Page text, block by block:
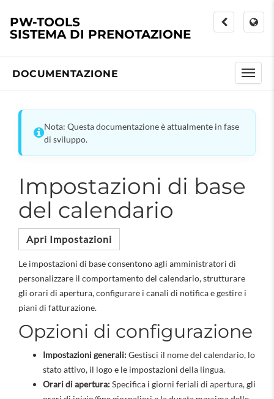
PW-TOOLS
SISTEMA DI PRENOTAZIONE
DOCUMENTAZIONE
Nota: Questa documentazione è attualmente in fase
di sviluppo.
Impostazioni di base
del calendario
Apri Impostazioni
Le impostazioni di base consentono agli amministratori di
personalizzare il comportamento del calendario, strutturare
gli orari di apertura, configurare i canali di notifica e gestire i
piani di fatturazione.
Opzioni di configurazione
Impostazioni generali:Gestisci il nome del calendario, lo
stato attivo, il logo e le impostazioni della lingua.
Orari di apertura:Specifica i giorni feriali di apertura, gli